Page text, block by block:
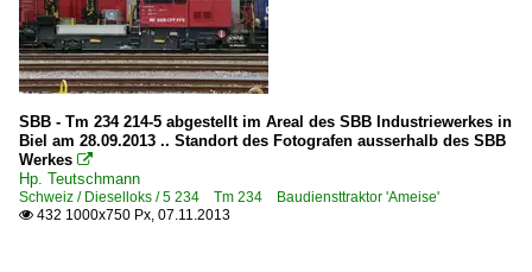
SBB - Tm 234 214-5 abgestellt im Areal des SBB Industriewerkes in
Biel am 28.09.2013 .. Standort des Fotografen ausserhalb des SBB
Werkes 
Hp. Teutschmann
Schweiz / Dieselloks / 5 234 Tm 234 Baudiensttraktor 'Ameise'
 432 1000x750 Px, 07.11.2013